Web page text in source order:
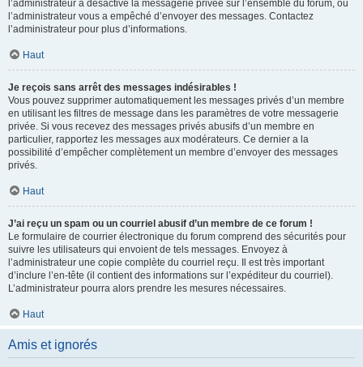
l’administrateur a désactivé la messagerie privée sur l’ensemble du forum, ou
l’administrateur vous a empêché d’envoyer des messages. Contactez
l’administrateur pour plus d’informations.
Haut
Je reçois sans arrêt des messages indésirables !
Vous pouvez supprimer automatiquement les messages privés d’un membre
en utilisant les filtres de message dans les paramètres de votre messagerie
privée. Si vous recevez des messages privés abusifs d’un membre en
particulier, rapportez les messages aux modérateurs. Ce dernier a la
possibilité d’empêcher complètement un membre d’envoyer des messages
privés.
Haut
J’ai reçu un spam ou un courriel abusif d’un membre de ce forum !
Le formulaire de courrier électronique du forum comprend des sécurités pour
suivre les utilisateurs qui envoient de tels messages. Envoyez à
l’administrateur une copie complète du courriel reçu. Il est très important
d’inclure l’en-tête (il contient des informations sur l’expéditeur du courriel).
L’administrateur pourra alors prendre les mesures nécessaires.
Haut
Amis et ignorés